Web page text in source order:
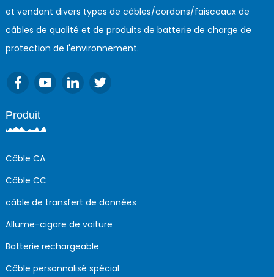
et vendant divers types de câbles/cordons/faisceaux de
câbles de qualité et de produits de batterie de charge de
protection de l'environnement.
Produit
Câble CA
Câble CC
câble de transfert de données
Allume-cigare de voiture
Batterie rechargeable
Câble personnalisé spécial